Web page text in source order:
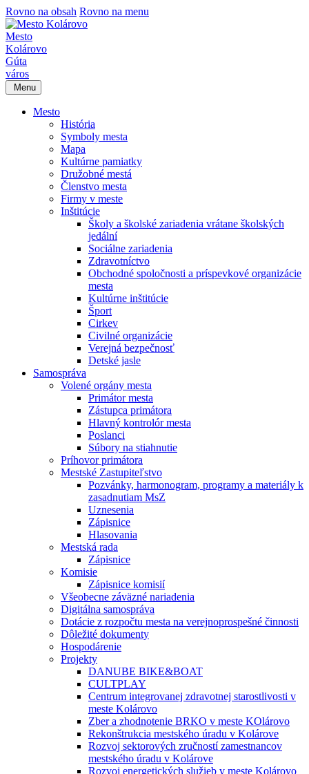
Rovno na obsah Rovno na menu
Mesto
Kolárovo
Gúta
város
Menu
Mesto
História
Symboly mesta
Mapa
Kultúrne pamiatky
Družobné mestá
Členstvo mesta
Firmy v meste
Inštitúcie
Školy a školské zariadenia vrátane školských
jedální
Sociálne zariadenia
Zdravotníctvo
Obchodné spoločnosti a príspevkové organizácie
mesta
Kultúrne inštitúcie
Šport
Cirkev
Civilné organizácie
Verejná bezpečnosť
Detské jasle
Samospráva
Volené orgány mesta
Primátor mesta
Zástupca primátora
Hlavný kontrolór mesta
Poslanci
Súbory na stiahnutie
Príhovor primátora
Mestské Zastupiteľstvo
Pozvánky, harmonogram, programy a materiály k
zasadnutiam MsZ
Uznesenia
Zápisnice
Hlasovania
Mestská rada
Zápisnice
Komisie
Zápisnice komisií
Všeobecne záväzné nariadenia
Digitálna samospráva
Dotácie z rozpočtu mesta na verejnoprospešné činnosti
Dôležité dokumenty
Hospodárenie
Projekty
DANUBE BIKE&BOAT
CULTPLAY
Centrum integrovanej zdravotnej starostlivosti v
meste Kolárovo
Zber a zhodnotenie BRKO v meste KOlárovo
Rekonštrukcia mestského úradu v Kolárove
Rozvoj sektorových zručností zamestnancov
mestského úradu v Kolárove
Rozvoj energetických služieb v meste Kolárovo